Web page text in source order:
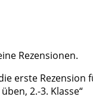
Rezensionen.
erste Rezension
2.-3. Klasse“